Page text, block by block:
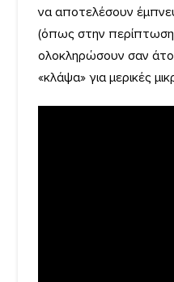
να αποτελέσουν
(όπως στην
ολοκληρώσουν σαν
«κλάψα» για μερικές